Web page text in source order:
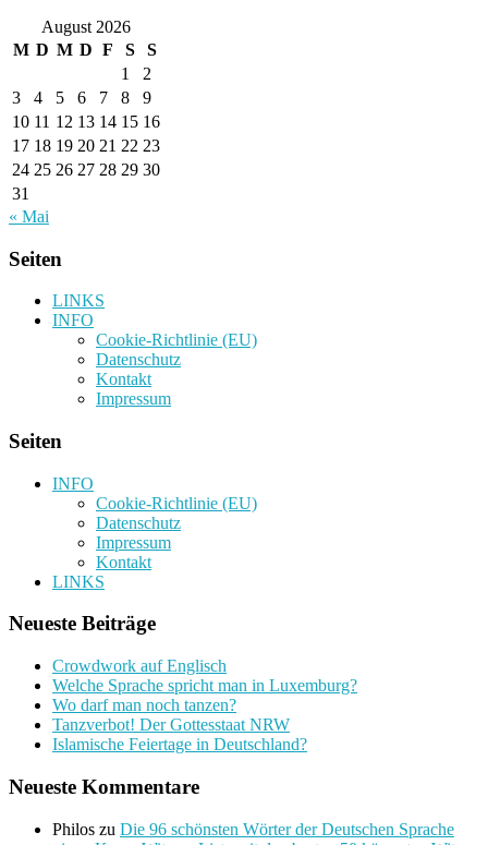
August 2026
M D M D F S
S
1
2
3
4 5 6 7 8
9
10 11 12 13 14 15 16
17 18 19 20 21 22 23
24 25 26 27 28 29 30
31
« Mai
Seiten
LINKS
INFO
Cookie-Richtlinie (EU)
Datenschutz
Kontakt
Impressum
Seiten
INFO
Cookie-Richtlinie (EU)
Datenschutz
Impressum
Kontakt
LINKS
Neueste Beiträge
Crowdwork auf Englisch
Welche Sprache spricht man in Luxemburg?
Wo darf man noch tanzen?
Tanzverbot! Der Gottesstaat NRW
Islamische Feiertage in Deutschland?
Neueste Kommentare
Philos zu Die 96 schönsten Wörter der Deutschen Sprache